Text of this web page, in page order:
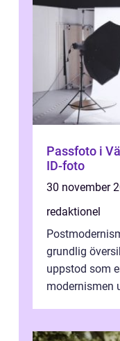
Passfoto i
ID-foto
30 november
redaktionel
grundlig
uppstod som
modernismen